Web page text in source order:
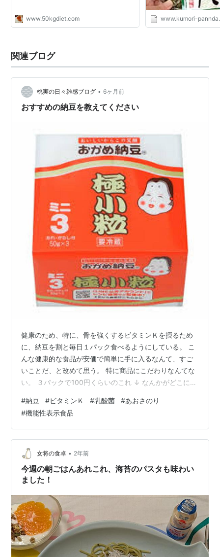
www.50kgdiet.com www.kumori-
関連ブログ
桃実の日々雑感ブログ • 6ヶ月前
おすすめの納豆を教えてください
健康のため、特に、骨を強くするビタミンＫを摂るため
に、納豆を割と毎日１パック食べるようにしている。 こ
んな健康的な食品が安価で簡単に手に入るなんて、すご
いことだ、と改めて思う。 特に商品にこだわりなんてな
い。 ３パックで100円くらいのこれ ↓ なんかがどこにで
う。あおさのりの佃煮みたいのがタレで、おいしい変
化。 しかし、最近のお気に入りは、 ↓ その名もずばり
「すごい納豆 ゴールド」。 ３パック分の値段で２パック
と、ちょっと割高なのだけど、大豆の味がしっかり感じ
られて美味しい。しかも、機能性表示食品で、付属のタ
レにプラズマ乳酸菌が500億…
#納豆 #ビタミンＫ #乳酸菌 #あおさのり
#機能性表示食品
女将の食卓 • 2年前
今週の朝ごはんあれこれ、海苔のパスタも味わい
ました！